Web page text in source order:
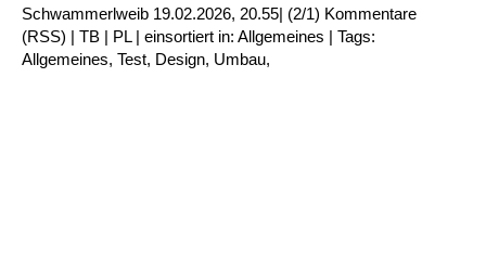
Schwammerlweib 19.02.2026, 20.55| (2/1) Kommentare
(RSS) | TB | PL| einsortiert in: Allgemeines | Tags:
Allgemeines, Test, Design, Umbau,